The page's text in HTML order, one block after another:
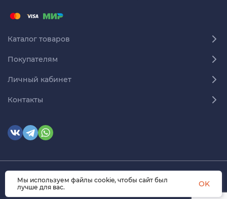
Каталог товаров
Покупателям
Личный кабинет
Контакты
© 2026 himmedsnab.ru. Все права защищены
Мы используем файлы cookie, чтобы сайт был
лучше для вас.
OK